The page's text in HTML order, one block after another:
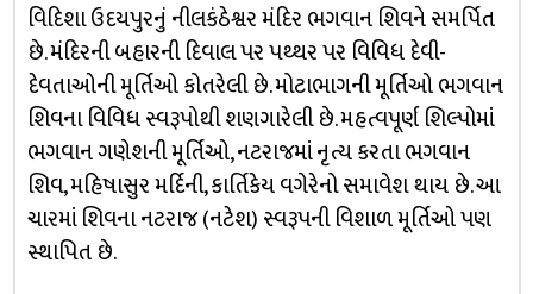
વિદિશા ઉદયપુરનું નીલકંઠેશ્વર મંદિર ભગવાન શિવને સમર્પિત
છે. મંદિરની બહારની દિવાલ પર પથ્થર પર વિવિધ દેવી-
દેવતાઓની મૂર્તિઓ કોતરેલી છે. મોટાભાગની મૂર્તિઓ ભગવાન
શિવના વિવિધ સ્વરૂપોથી શણગારેલી છે. મહત્વપૂર્ણ શિલ્પોમાં
ભગવાન ગણેશની મૂર્તિઓ, નટરાજમાં નૃત્ય કરતા ભગવાન
શિવ, મહિષાસુર મર્દિની, કાર્તિકેય વગેરેનો સમાવેશ થાય છે. આ
ચારમાં શિવના નટરાજ (નટેશ) સ્વરૂપની વિશાળ મૂર્તિઓ પણ
સ્થાપિત છે.